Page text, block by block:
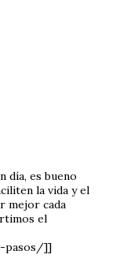
día, es bueno
la vida y el
mejor cada
el
pasos/]]